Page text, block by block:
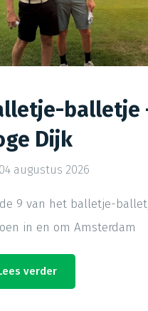
balletje
Dijk
04 augustus 2026
9 van het balletje-
in en om Amsterdam
verder